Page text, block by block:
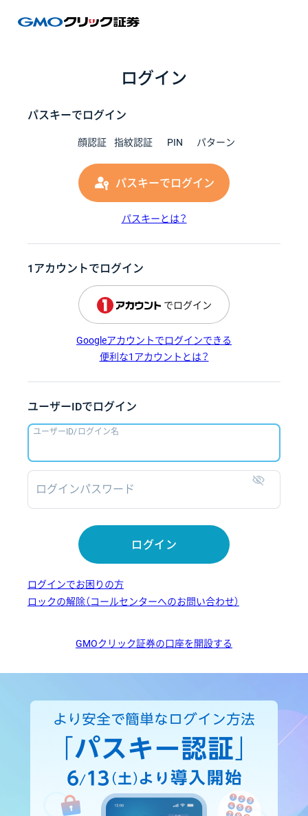
ログイン
パスキーでログイン
顔認証 指紋認証 PIN パターン
パスキーでログイン
パスキーとは？
1アカウントでログイン
でログイン
Googleアカウントでログインできる
便利な1アカウントとは？
ユーザーIDでログイン
ユーザーID/ログイン名
ログインパスワード
ログイン
ログインでお困りの方
ロックの解除（コールセンターへのお問い合わせ）
GMOクリック証券の口座を開設する